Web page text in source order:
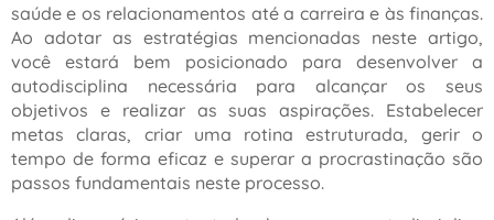
saúde e os relacionamentos até a carreira e às finanças.
Ao adotar as estratégias mencionadas neste artigo,
você estará bem posicionado para desenvolver a
autodisciplina necessária para alcançar os seus
objetivos e realizar as suas aspirações. Estabelecer
metas claras, criar uma rotina estruturada, gerir o
tempo de forma eficaz e superar a procrastinação são
passos fundamentais neste processo.